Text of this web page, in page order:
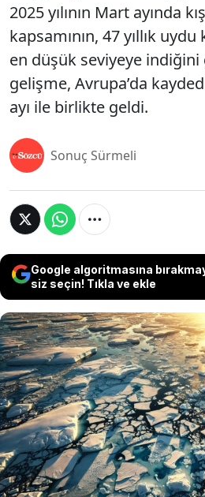
2025 yılının Mart ayında
kapsamının, 47 yıllık
en düşük seviyeye
gelişme, Avrupa’da
ayı ile birlikte geldi.
Sonuç Sürmeli
Google algoritmasına
siz seçin! Tıkla ve ekle
Avrupa Birliği’ne bağlı
Değişikliği Servisi’nin
2025 yılının Mart
kapsamının, 47 yıllık
düşük seviyeye
Avrupa’da kaydedilen
birlikte geldi.